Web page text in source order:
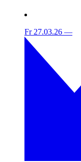
Fr 27.03.26 —